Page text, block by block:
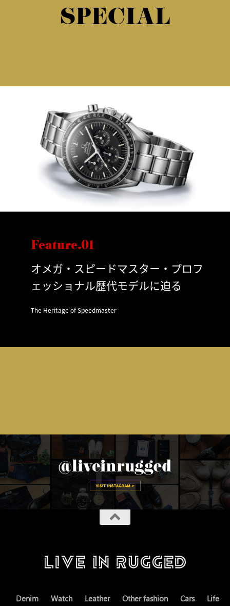
SPECIAL
Feature.01
オメガ・スピードマスター・プロフ
ェッショナル歴代モデルに迫る
The Heritage of Speedmaster
Denim Watch Leather Other fashion Cars
Life